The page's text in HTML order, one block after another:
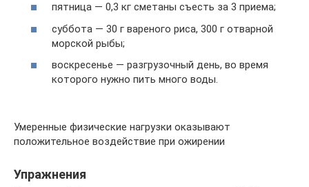
пятница — 0,3 кг сметаны съесть за 3 приема;
суббота — 30 г вареного риса, 300 г отварной
морской рыбы;
воскресенье — разгрузочный день, во время
которого нужно пить много воды.
Умеренные физические нагрузки оказывают
положительное воздействие при ожирении
Упражнения